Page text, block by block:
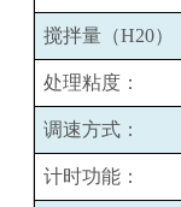
搅拌量（H20）
处理粘度：
调速方式：
计时功能：